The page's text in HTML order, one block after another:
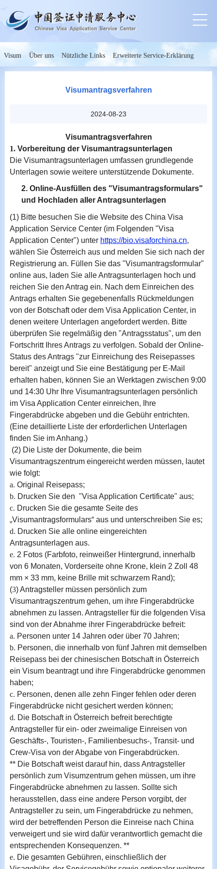
Visum Über uns Nützliche Links Erweiterte Service-Erklärung
Visumantragsverfahren
2024-08-23
Visumantragsverfahren
1. Vorbereitung der Visumantragsunterlagen
Die Visumantragsunterlagen umfassen grundlegende
Unterlagen sowie weitere unterstützende Dokumente.
2. Online-Ausfüllen des "Visumantragsformulars"
und Hochladen aller Antragsunterlagen
(1) Bitte besuchen Sie die Website des China Visa
Application Service Center (im Folgenden "Visa
Application Center") unter https://bio.visaforchina.cn,
wählen Sie Österreich aus und melden Sie sich nach der
Registrierung an. Füllen Sie das "Visumantragsformular"
online aus, laden Sie alle Antragsunterlagen hoch und
reichen Sie den Antrag ein. Nach dem Einreichen des
Antrags erhalten Sie gegebenenfalls Rückmeldungen
von der Botschaft oder dem Visa Application Center, in
denen weitere Unterlagen angefordert werden. Bitte
überprüfen Sie regelmäßig den "Antragsstatus", um den
Fortschritt Ihres Antrags zu verfolgen. Sobald der Online-
Status des Antrags "zur Einreichung des Reisepasses
bereit" anzeigt und Sie eine Bestätigung per E-Mail
erhalten haben, können Sie an Werktagen zwischen 9:00
und 14:30 Uhr Ihre Visumantragsunterlagen persönlich
im Visa Application Center einreichen, Ihre
Fingerabdrücke abgeben und die Gebühr entrichten.
(Eine detaillierte Liste der erforderlichen Unterlagen
finden Sie im Anhang.)
(2) Die Liste der Dokumente, die beim
Visumantragszentrum eingereicht werden müssen, lautet
wie folgt:
a. Original Reisepass;
b. Drucken Sie den "Visa Application Certificate" aus;
c. Drucken Sie die gesamte Seite des
„Visumantragsformulars“ aus und unterschreiben Sie es;
d. Drucken Sie alle online eingereichten
Antragsunterlagen aus.
e. 2 Fotos (Farbfoto, reinweißer Hintergrund, innerhalb
von 6 Monaten, Vorderseite ohne Krone, klein 2 Zoll 48
mm × 33 mm, keine Brille mit schwarzem Rand);
(3) Antragsteller müssen persönlich zum
Visumantragszentrum gehen, um ihre Fingerabdrücke
abnehmen zu lassen. Antragsteller für die folgenden Visa
sind von der Abnahme ihrer Fingerabdrücke befreit:
a. Personen unter 14 Jahren oder über 70 Jahren;
b. Personen, die innerhalb von fünf Jahren mit demselben
Reisepass bei der chinesischen Botschaft in Österreich
ein Visum beantragt und ihre Fingerabdrücke genommen
haben;
c. Personen, denen alle zehn Finger fehlen oder deren
Fingerabdrücke nicht gesichert werden können;
d. Die Botschaft in Österreich befreit berechtigte
Antragsteller für ein- oder zweimalige Einreisen von
Geschäfts-, Touristen-, Familienbesuchs-, Transit- und
Crew-Visa von der Abgabe von Fingerabdrücken.
** Die Botschaft weist darauf hin, dass Antragsteller
persönlich zum Visumzentrum gehen müssen, um ihre
Fingerabdrücke abnehmen zu lassen. Sollte sich
herausstellen, dass eine andere Person vorgibt, der
Antragsteller zu sein, um Fingerabdrücke zu nehmen,
wird der betreffenden Person die Einreise nach China
verweigert und sie wird dafür verantwortlich gemacht die
entsprechenden Konsequenzen. **
e. Die gesamten Gebühren, einschließlich der